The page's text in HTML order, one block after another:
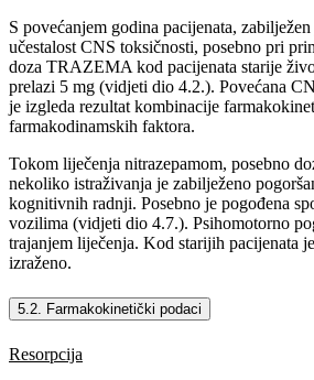
S povećanjem godina pacijenata,
učestalost CNS toksičnosti, posebno pri
doza TRAZEMA kod pacijenata starije
prelazi 5 mg (vidjeti dio 4.2.). Povećana
je izgleda rezultat kombinacije
farmakodinamskih faktora.
Tokom liječenja nitrazepamom, posebno
nekoliko istraživanja je zabilježeno
kognitivnih radnji. Posebno je pogođena
vozilima (vidjeti dio 4.7.). Psihomotorno
trajanjem liječenja. Kod starijih pacijenata
izraženo.
5.2. Farmakokinetički podaci
Resorpcija